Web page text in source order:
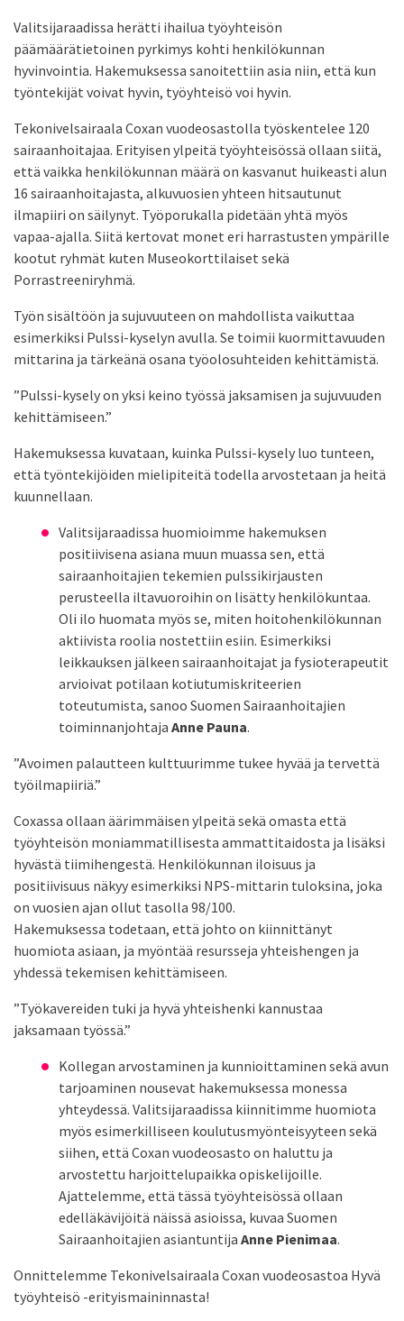
Valitsijaraadissa herätti ihailua työyhteisön
päämäärätietoinen pyrkimys kohti henkilökunnan
hyvinvointia. Hakemuksessa sanoitettiin asia niin, että kun
työntekijät voivat hyvin, työyhteisö voi hyvin.
Tekonivelsairaala Coxan vuodeosastolla työskentelee 120
sairaanhoitajaa. Erityisen ylpeitä työyhteisössä ollaan siitä,
että vaikka henkilökunnan määrä on kasvanut huikeasti alun
16 sairaanhoitajasta, alkuvuosien yhteen hitsautunut
ilmapiiri on säilynyt. Työporukalla pidetään yhtä myös
vapaa-ajalla. Siitä kertovat monet eri harrastusten ympärille
kootut ryhmät kuten Museokorttilaiset sekä
Porrastreeniryhmä.
Työn sisältöön ja sujuvuuteen on mahdollista vaikuttaa
esimerkiksi Pulssi-kyselyn avulla. Se toimii kuormittavuuden
mittarina ja tärkeänä osana työolosuhteiden kehittämistä.
”Pulssi-kysely on yksi keino työssä jaksamisen ja sujuvuuden
kehittämiseen.”
Hakemuksessa kuvataan, kuinka Pulssi-kysely luo tunteen,
että työntekijöiden mielipiteitä todella arvostetaan ja heitä
kuunnellaan.
Valitsijaraadissa huomioimme hakemuksen
positiivisena asiana muun muassa sen, että
sairaanhoitajien tekemien pulssikirjausten
perusteella iltavuoroihin on lisätty henkilökuntaa.
Oli ilo huomata myös se, miten hoitohenkilökunnan
aktiivista roolia nostettiin esiin. Esimerkiksi
leikkauksen jälkeen sairaanhoitajat ja fysioterapeutit
arvioivat potilaan kotiutumiskriteerien
toteutumista, sanoo Suomen Sairaanhoitajien
toiminnanjohtaja Anne Pauna.
”Avoimen palautteen kulttuurimme tukee hyvää ja tervettä
työilmapiiriä.”
Coxassa ollaan äärimmäisen ylpeitä sekä omasta että
työyhteisön moniammatillisesta ammattitaidosta ja lisäksi
hyvästä tiimihengestä. Henkilökunnan iloisuus ja
positiivisuus näkyy esimerkiksi NPS-mittarin tuloksina, joka
on vuosien ajan ollut tasolla 98/100.
Hakemuksessa todetaan, että johto on kiinnittänyt
huomiota asiaan, ja myöntää resursseja yhteishengen ja
yhdessä tekemisen kehittämiseen.
”Työkavereiden tuki ja hyvä yhteishenki kannustaa
jaksamaan työssä.”
Kollegan arvostaminen ja kunnioittaminen sekä avun
tarjoaminen nousevat hakemuksessa monessa
yhteydessä. Valitsijaraadissa kiinnitimme huomiota
myös esimerkilliseen koulutusmyönteisyyteen sekä
siihen, että Coxan vuodeosasto on haluttu ja
arvostettu harjoittelupaikka opiskelijoille.
Ajattelemme, että tässä työyhteisössä ollaan
edelläkävijöitä näissä asioissa, kuvaa Suomen
Sairaanhoitajien asiantuntija Anne Pienimaa.
Onnittelemme Tekonivelsairaala Coxan vuodeosastoa Hyvä
työyhteisö -erityismaininnasta!